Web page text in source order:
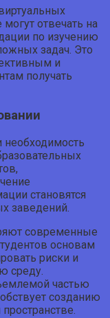
отвечать на
по изучению
задач. Это
и
получать
необходимость
становятся
заведений.
современные
основам
риски и
среду.
частью
созданию